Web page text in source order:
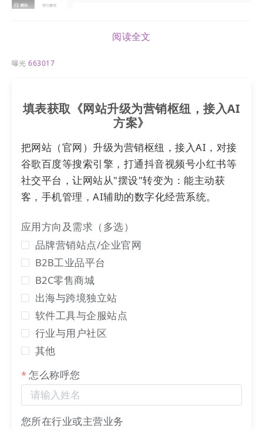
2）新增/编辑专栏（专栏商品可以添加视频/图片作为封
面，展示专栏相关内容，吸引用户），关联的成员为该
专栏的讲师，购买者可以查看讲师信息并联系讲师。
阅读全文
曝光663017
填表获取《网站升级为营销枢纽，接入AI
方案》
把网站（官网）升级为营销枢纽，接入AI，对接
谷歌百度等搜索引擎，打通抖音视频号小红书等
社交平台，让网站从"摆设"转变为：能主动获
客，手机管理，AI辅助的数字化经营系统。
应用方向及需求（多选）
品牌营销站点/企业官网
B2B工业品平台
B2C零售商城
出海与跨境独立站
软件工具与企服站点
行业与用户社区
其他
怎么称呼您
您所在行业或主营业务